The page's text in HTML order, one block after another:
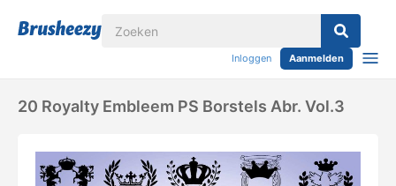
Inloggen Aanmelden
20 Royalty Embleem PS Borstels Abr. Vol.3